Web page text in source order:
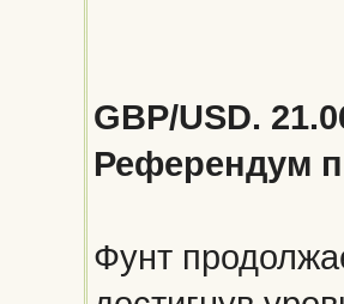
GBP/USD.
Референдум
Фунт